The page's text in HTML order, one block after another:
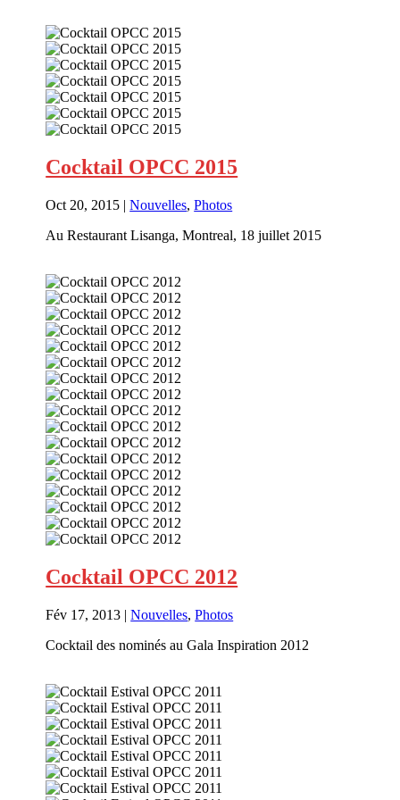
Cocktail OPCC 2015
Oct 20, 2015 |Nouvelles,Photos
Au Restaurant Lisanga, Montreal, 18 juillet 2015
Cocktail OPCC 2012
Fév 17, 2013 |Nouvelles,Photos
Cocktail des nominés au Gala Inspiration 2012